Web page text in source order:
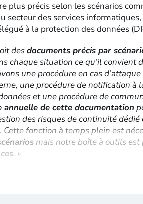
plus précis selon les scénarios
secteur des services
à la protection des données
desdocuments précis par
chaque situation ce qu’il convient
une procédure en cas
une procédure de notification à
et une procédure de
annuelle de cette documentation
des risques de continuité dédié
fonction à temps plein est
mais notre boîte à outils est
. »